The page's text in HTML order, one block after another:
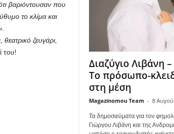
βαριόντουσαν που
το κλίμα και
ζευγάρι,
του!
Διαζύγιο Λιβάνη
Το πρόσωπο-
στη μέση
Magazinomou Team - 8
Τα δημοσιεύματα για τον
Γιώργου Λιβάνη και της